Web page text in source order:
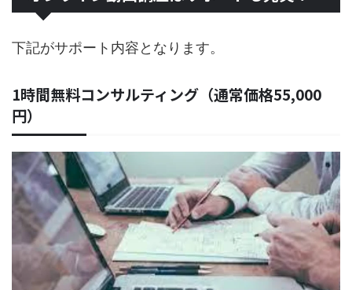
下記がサポート内容となります。
1時間無料コンサルティング（通常価格55,000
円）